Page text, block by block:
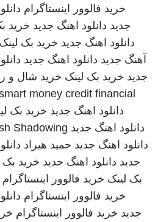
خرید فالوور اینستاگرام
جدید دانلود اهنگ جدید خرید
دانلود اهنگ جدید خرید بک لینک
آهنگ جدید دانلود اهنگ جدید
جدید خرید بک لینک خرید شال و
money credit financial
دانلود اهنگ جدید خرید بک
دانلود اهنگ جدید Shadowing
دانلود اهنگ جدید حمید هیراد
جدید دانلود اهنگ جدید خرید بک
بک لینک خرید فالوور اینستاگرام
خرید فالوور اینستاگرام
جدید خرید فالوور اینستاگرام